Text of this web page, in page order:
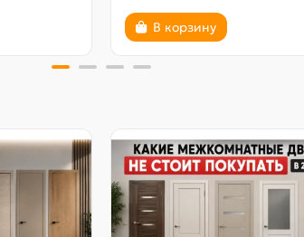
В корзину